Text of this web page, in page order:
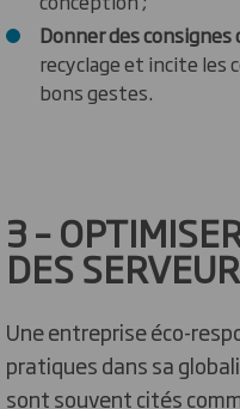
Donner des consignes
recyclage et incite les
bons gestes.
3 –
DES
Une entreprise éco-
pratiques dans sa
sont souvent cités